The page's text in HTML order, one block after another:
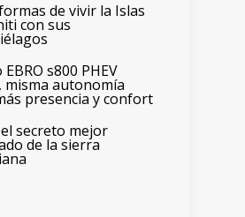
de vivir la Islas
con sus
s800 PHEV
misma autonomía
presencia y confort
el secreto mejor
de la sierra